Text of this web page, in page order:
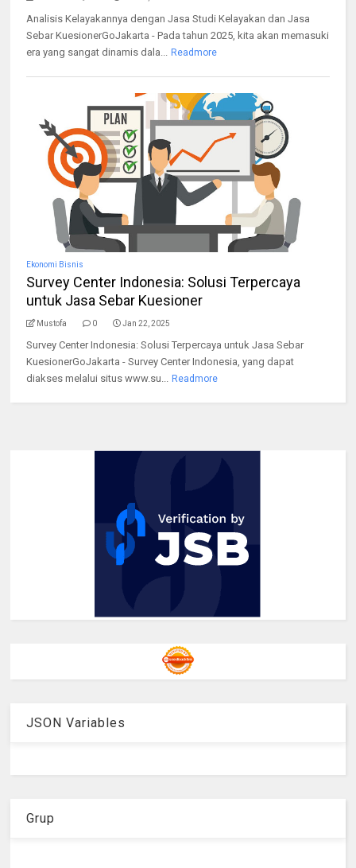
Analisis Kelayakannya dengan Jasa Studi Kelayakan dan Jasa
Sebar KuesionerGoJakarta - Pada tahun 2025, kita akan memasuki
era yang sangat dinamis dala...
Readmore
Ekonomi Bisnis
Survey Center Indonesia: Solusi Terpercaya
untuk Jasa Sebar Kuesioner
Mustofa 0 Jan 22, 2025
Survey Center Indonesia: Solusi Terpercaya untuk Jasa Sebar
KuesionerGoJakarta - Survey Center Indonesia, yang dapat
diakses melalui situs www.su...
Readmore
JSON Variables
Grup